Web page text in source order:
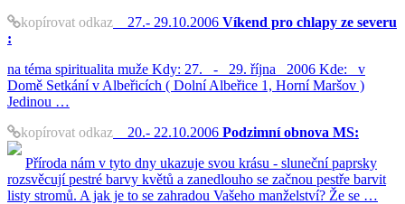
kopírovat odkaz 27.- 29.10.2006 Víkend pro chlapy ze severu
:
na téma spiritualita muže Kdy: 27. - 29. října 2006 Kde: v
Domě Setkání v Albeřicích ( Dolní Albeřice 1, Horní Maršov )
Jedinou …
kopírovat odkaz 20.- 22.10.2006 Podzimní obnova MS:
Příroda nám v tyto dny ukazuje svou krásu - sluneční paprsky
rozsvěcují pestré barvy květů a zanedlouho se začnou pestře barvit
listy stromů. A jak je to se zahradou Vašeho manželství? Že se …